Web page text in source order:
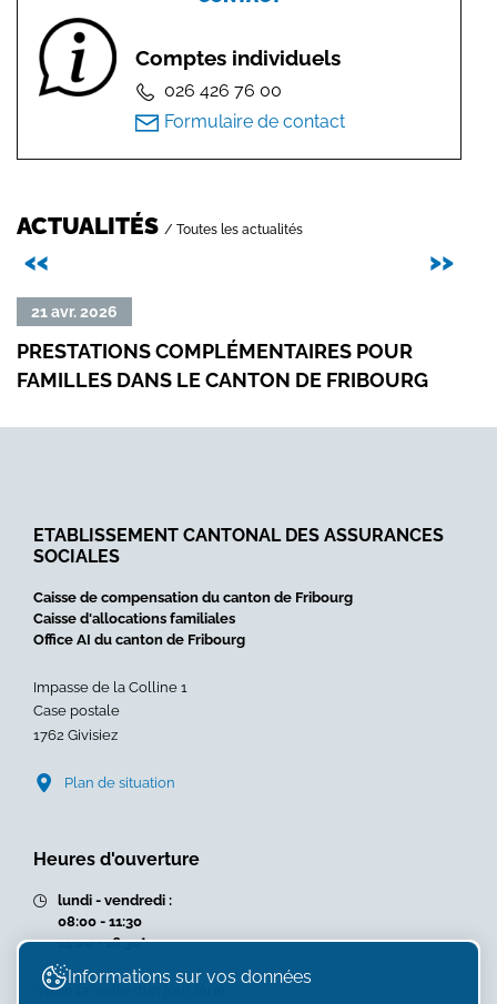
Comptes individuels
026 426 76 00
Formulaire de contact
ACTUALITÉS / Toutes les actualités
<< >>
21 avr. 2026
PRESTATIONS COMPLÉMENTAIRES POUR
FAMILLES DANS LE CANTON DE FRIBOURG
Lire
suite
de
dans
canton
de
Fribourg
ETABLISSEMENT CANTONAL DES ASSURANCES
SOCIALES
Caisse de compensation du canton de Fribourg
Caisse d'allocations familiales
Office AI du canton de Fribourg
Impasse de la Colline 1
Case postale
1762 Givisiez
Plan de situation
Heures d'ouverture
lundi - vendredi :
08:00 - 11:30
14:00 - 16:30*
*16:00 la veille d’un jour férié
Informations sur vos données